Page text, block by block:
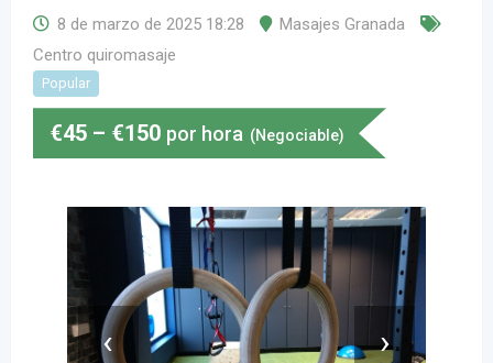
8 de marzo de 2025 18:28
Masajes Granada
Centro quiromasaje
Popular
€45 – €150 por hora (Negociable)
‹ ›